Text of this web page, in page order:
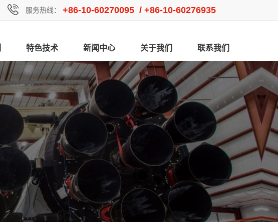
服务热线： +86-10-60270095 / +86-10-60276935
特色技术 新闻中心 关于我们 联系我们